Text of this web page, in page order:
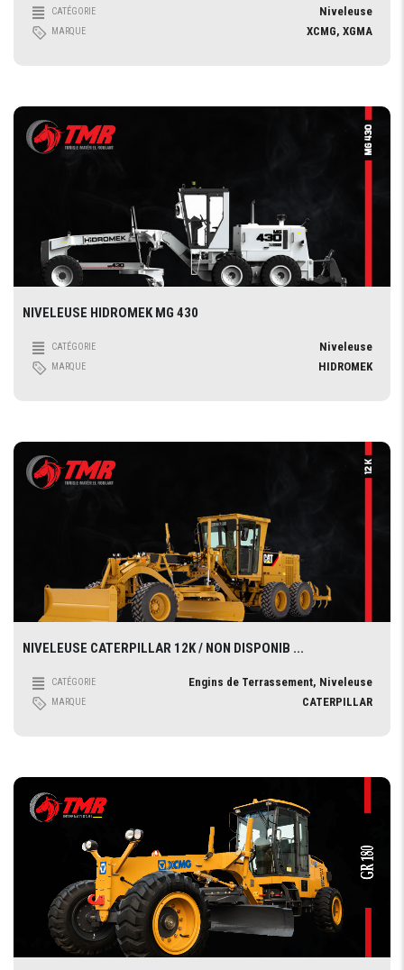
CATÉGORIE Niveleuse
MARQUE XCMG, XGMA
NIVELEUSE HIDROMEK MG 430
CATÉGORIE Niveleuse
MARQUE HIDROMEK
NIVELEUSE CATERPILLAR 12K / NON DISPONIB ...
CATÉGORIE Engins de Terrassement, Niveleuse
MARQUE CATERPILLAR